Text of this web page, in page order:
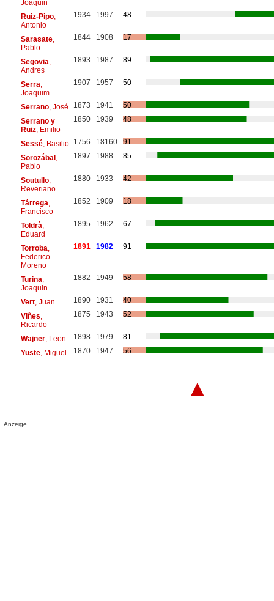
Joaquin
Ruiz-Pipo,
Antonio
1934 1997 48
Sarasate,
Pablo
1844 1908 17
Segovia
Andres
1893 1987 89
Serra
Joaquim
1907 1957 50
Serrano, José 1873 1941
50
Serrano y
Ruiz, Emilio
1850 1939 48
Sessé, Basilio 1756 18160
91
Sorozábal,
Pablo
1897 1988 85
Soutullo,
Reveriano
1880 1933 42
Tárrega
Francisco
1852 1909 18
Toldrà
Eduard
1895 1962 67
Torroba
Federico
Moreno
1891 1982 91
Turina
Joaquin
1882 1949 58
Vert, Juan 1890 1931
40
Viñes
Ricardo
1875 1943 52
Wajner, Leon 1898 1979
81
Yuste, Miguel 1870 1947 56
▲
Anzeige